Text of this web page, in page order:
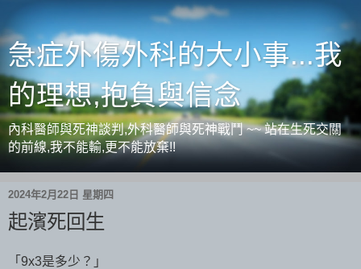
急症外傷外科的大小事...我
的理想,抱負與信念
內科醫師與死神談判,外科醫師與死神戰鬥 ~~ 站在生死交關
的前線,我不能輸,更不能放棄!!
2024年2月22日 星期四
起濱死回生
「9x3是多少？」